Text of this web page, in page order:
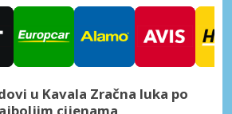
u Kavala Zračna luka po
cijenama